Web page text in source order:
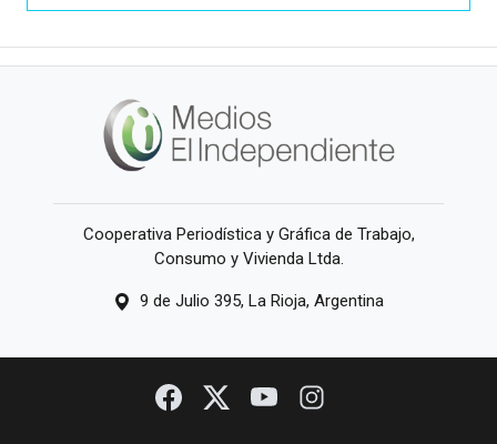
Cooperativa Periodística y Gráfica de Trabajo,
Consumo y Vivienda Ltda.
9 de Julio 395, La Rioja, Argentina